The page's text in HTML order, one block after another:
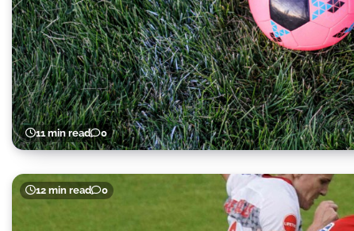
11 min read 0
12 min read 0